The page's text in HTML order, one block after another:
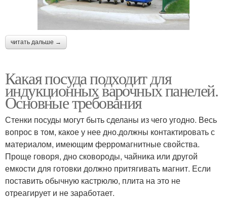
читать дальше →
Какая посуда подходит для
индукционных варочных панелей.
Основные требования
Стенки посуды могут быть сделаны из чего угодно. Весь
вопрос в том, какое у нее дно.должны контактировать с
материалом, имеющим ферромагнитные свойства.
Проще говоря, дно сковороды, чайника или другой
емкости для готовки должно притягивать магнит. Если
поставить обычную кастрюлю, плита на это не
отреагирует и не заработает.